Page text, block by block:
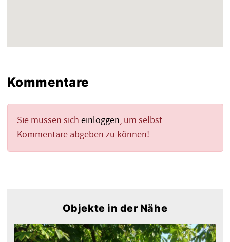
Kommentare
Sie müssen sich einloggen, um selbst
Kommentare abgeben zu können!
Objekte in der Nähe